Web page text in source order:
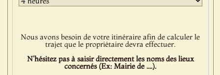
Nous avons besoin de votre itinéraire afin de calculer le
trajet que le propriétaire devra effectuer.
N'hésitez pas à saisir directement les noms des lieux
concernés (Ex: Mairie de ....).